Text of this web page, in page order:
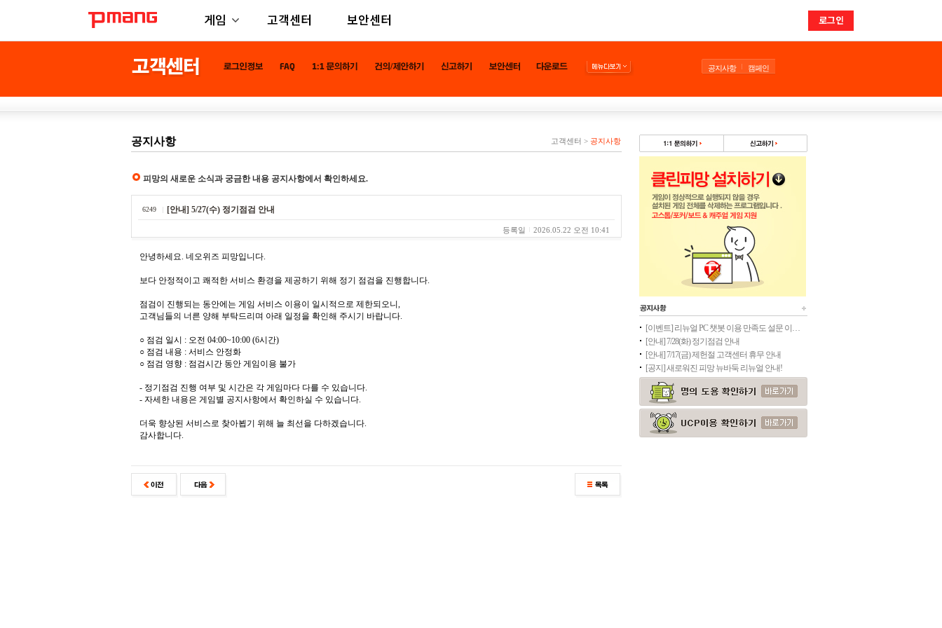
게임 고객센터 보안센터 로그인
공지사항 캠페인
공지사항 고객센터 > 공지사항
피망의 새로운 소식과 궁금한 내용 공지사항에서 확인하세요.
6249 [안내] 5/27(수) 정기점검 안내
등록일 2026.05.22 오전 10:41
안녕하세요. 네오위즈 피망입니다.
보다 안정적이고 쾌적한 서비스 환경을 제공하기 위해 정기 점검을 진행합니다.
점검이 진행되는 동안에는 게임 서비스 이용이 일시적으로 제한되오니,
고객님들의 너른 양해 부탁드리며 아래 일정을 확인해 주시기 바랍니다.
○ 점검 일시 : 오전 04:00~10:00 (6시간)
○ 점검 내용 : 서비스 안정화
○ 점검 영향 : 점검시간 동안 게임이용 불가
- 정기점검 진행 여부 및 시간은 각 게임마다 다를 수 있습니다.
- 자세한 내용은 게임별 공지사항에서 확인하실 수 있습니다.
더욱 향상된 서비스로 찾아뵙기 위해 늘 최선을 다하겠습니다.
감사합니다.
[이벤트] 리뉴얼 PC 챗봇 이용 만족도 설문 이벤트
[안내] 7/28(화) 정기점검 안내
[안내] 7/17(금) 제헌절 고객센터 휴무 안내
[공지] 새로워진 피망 뉴바둑 리뉴얼 안내!